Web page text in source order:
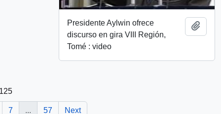
Presidente Aylwin ofrece
discurso en gira VIII Región,
Tomé : video
Add
7 ... 57 Next